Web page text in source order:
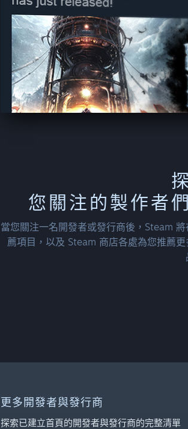
您關注的製作者
當您關注一名開發者或發行商後，Steam
薦項目，以及 Steam 商店各處為您推薦
更多開發者與發行商
探索已建立首頁的開發者與發行商的完整清單